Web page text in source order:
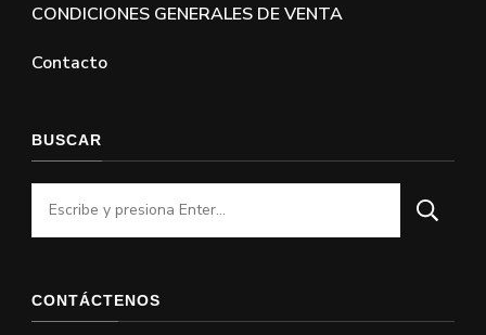
CONDICIONES GENERALES DE VENTA
Contacto
BUSCAR
¿Buscas
algo?
CONTÁCTENOS